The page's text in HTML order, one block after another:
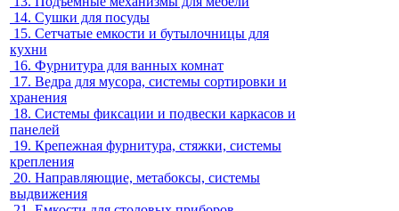
14. Сушки для посуды
15. Сетчатые емкости и бутылочницы для
кухни
16. Фурнитура для ванных комнат
17. Ведра для мусора, системы сортировки и
хранения
18. Системы фиксации и подвески каркасов и
панелей
19. Крепежная фурнитура, стяжки, системы
крепления
20. Направляющие, метабоксы, системы
выдвижения